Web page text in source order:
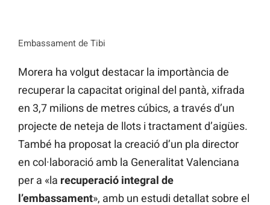
Embassament de Tibi
Morera ha volgut destacar la importància de
recuperar la capacitat original del pantà, xifrada
en 3,7 milions de metres cúbics, a través d’un
projecte de neteja de llots i tractament d’aigües.
També ha proposat la creació d’un pla director
en col·laboració amb la Generalitat Valenciana
per a «la recuperació integral de
l’embassament», amb un estudi detallat sobre el